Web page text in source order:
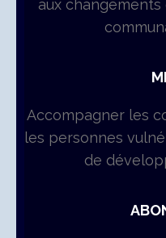
aux
Accompagner les
les personnes
de